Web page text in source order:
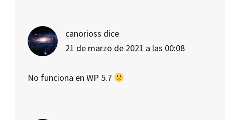
canorioss dice
21 de marzo de 2021 a las 00:08
No funciona en WP 5.7